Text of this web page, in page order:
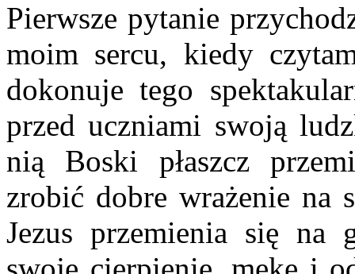
Pierwsze pytanie
moim sercu, kiedy
dokonuje tego
przed uczniami swoją
nią Boski płaszcz
zrobić dobre wrażenie na
Jezus przemienia się na